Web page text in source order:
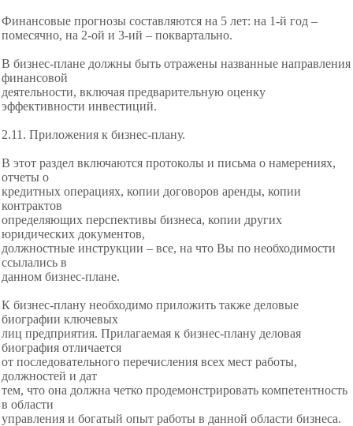
Финансовые прогнозы составляются на 5 лет: на 1-й год –
помесячно, на 2-ой и 3-ий – поквартально.
В бизнес-плане должны быть отражены названные направления
финансовой
деятельности, включая предварительную оценку
эффективности инвестиций.
2.11. Приложения к бизнес-плану.
В этот раздел включаются протоколы и письма о намерениях,
отчеты о
кредитных операциях, копии договоров аренды, копии
контрактов
определяющих перспективы бизнеса, копии других
юридических документов,
должностные инструкции – все, на что Вы по необходимости
ссылались в
данном бизнес-плане.
К бизнес-плану необходимо приложить также деловые
биографии ключевых
лиц предприятия. Прилагаемая к бизнес-плану деловая
биография отличается
от последовательного перечисления всех мест работы,
должностей и дат
тем, что она должна четко продемонстрировать компетентность
в области
управления и богатый опыт работы в данной области бизнеса.